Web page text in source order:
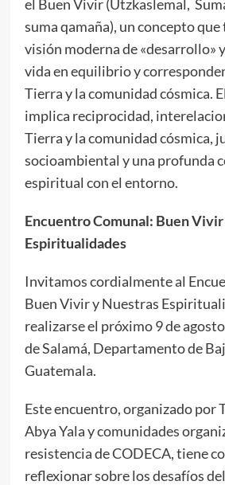
el Buen Vivir (Utzkaslemal,
suma qamaña), un concepto
visión moderna de «desarrollo»
vida en equilibrio y
Tierra y la comunidad cósmica.
implica reciprocidad,
Tierra y la comunidad cósmica,
socioambiental y una profunda
espiritual con el entorno.
Encuentro Comunal: Buen
Espiritualidades
Invitamos cordialmente al
Buen Vivir y Nuestras
realizarse el próximo 9 de
de Salamá, Departamento de
Guatemala.
Este encuentro, organizado por
Abya Yala y comunidades
resistencia de CODECA, tiene
reflexionar sobre los desafíos